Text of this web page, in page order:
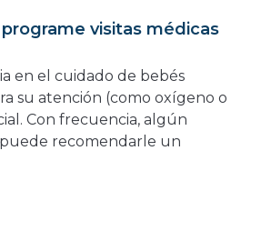
visitas médicas
en el cuidado de bebés
su atención (como oxígeno o
Con frecuencia, algún
recomendarle un